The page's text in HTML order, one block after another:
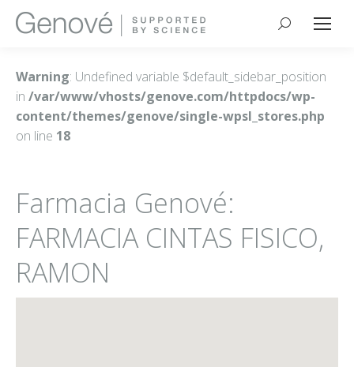
Buscar:
Warning: Undefined variable $default_sidebar_position
in /var/www/vhosts/genove.com/httpdocs/wp-
content/themes/genove/single-wpsl_stores.php
on line 18
Farmacia Genové:
FARMACIA CINTAS FISICO,
RAMON